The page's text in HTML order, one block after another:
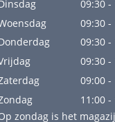
09:30 -
09:30 -
09:30 -
09:30 -
09:00 -
11:00 -
zondag is het